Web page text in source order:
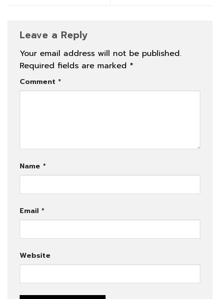
Leave a Reply
Your email address will not be published.
Required fields are marked *
Comment *
Name *
Email *
Website